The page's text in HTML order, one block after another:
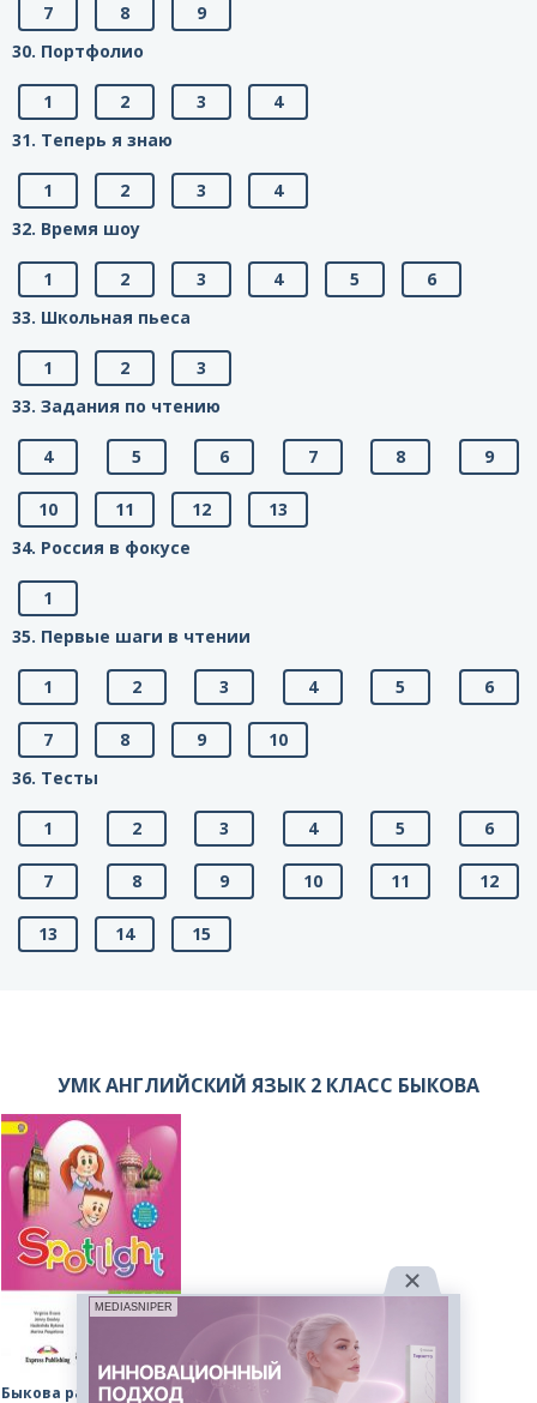
7 8
9
30. Портфолио
1 2 3
4
31. Теперь я знаю
1 2 3
4
32. Время шоу
1 2 3 4 5
6
33. Школьная пьеса
1 2
3
33. Задания по чтению
4 5 6 7 8 9
10 11 12
13
34. Россия в фокусе
1
35. Первые шаги в чтении
1 2 3 4 5 6
7 8 9
10
36. Тесты
1 2 3 4 5 6
7 8 9 10 11 12
13 14 15
УМК АНГЛИЙСКИЙ ЯЗЫК 2 КЛАСС БЫКОВА
Быкова рабочая тетрадь
MEDIASNIPER